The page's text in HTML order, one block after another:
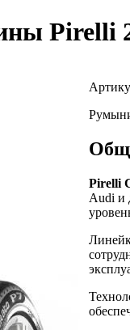
Pirelli
Pirelli
Audi и